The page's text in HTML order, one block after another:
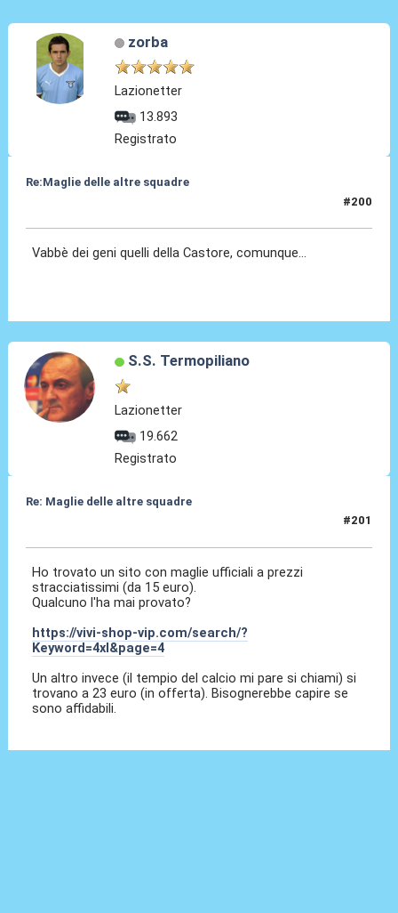
zorba
Lazionetter
13.893
Registrato
Re:Maglie delle altre squadre
#200
Vabbè dei geni quelli della Castore, comunque...
S.S. Termopiliano
Lazionetter
19.662
Registrato
Re: Maglie delle altre squadre
#201
Ho trovato un sito con maglie ufficiali a prezzi
stracciatissimi (da 15 euro).
Qualcuno l'ha mai provato?
https://vivi-shop-vip.com/search/?
Keyword=4xl&page=4
Un altro invece (il tempio del calcio mi pare si chiami) si
trovano a 23 euro (in offerta). Bisognerebbe capire se
sono affidabili.